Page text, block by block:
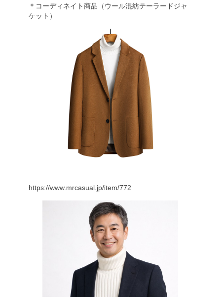
＊コーディネイト商品（ウール混紡テーラードジャ
ケット）
https://www.mrcasual.jp/item/772